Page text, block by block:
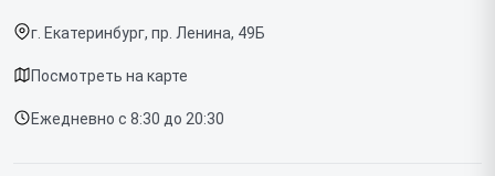
Доставка и способы оплаты
Диагностика
Контакты
г. Екатеринбург, пр. Ленина, 49Б
Посмотреть на карте
Ежедневно с 8:30 до 20:30